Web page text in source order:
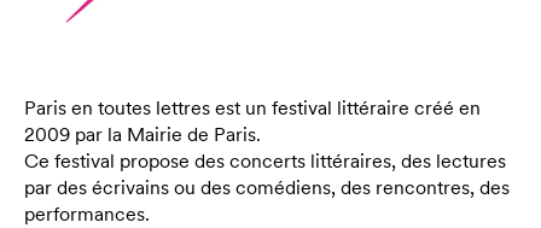
Paris en toutes lettres est un festival littéraire créé en
2009 par la Mairie de Paris.
Ce festival propose des concerts littéraires, des lectures
par des écrivains ou des comédiens, des rencontres, des
performances.